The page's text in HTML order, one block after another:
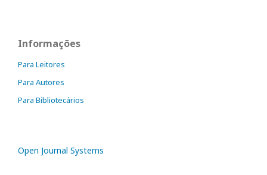
Informações
Para Leitores
Para Autores
Para Bibliotecários
Open Journal Systems